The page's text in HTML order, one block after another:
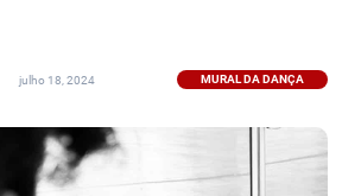
julho 18, 2024 MURAL DA DANÇA